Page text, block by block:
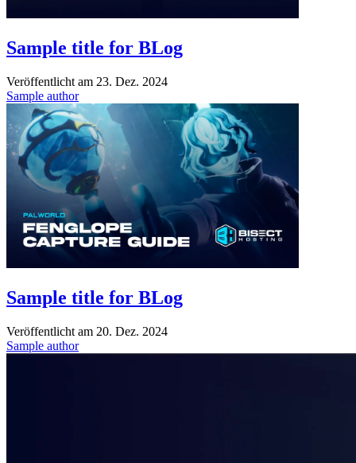
Sample title for BLog
Veröffentlicht am 23. Dez. 2024
Sample author
Sample title for BLog
Veröffentlicht am 20. Dez. 2024
Sample author